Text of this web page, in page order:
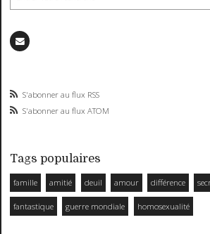
S'abonner au flux RSS
S'abonner au flux ATOM
Tags populaires
famille amitié deuil amour différence
fantastique guerre mondiale homosexualité